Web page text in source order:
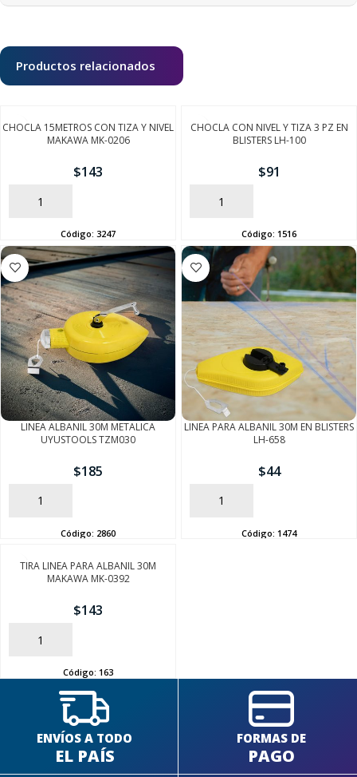
Productos relacionados
CHOCLA 15METROS CON TIZA Y NIVEL
MAKAWA MK-0206
$143
AÑADIR
Código: 3247
CHOCLA CON NIVEL Y TIZA 3 PZ EN
BLISTERS LH-100
$91
AÑADIR
Código: 1516
LINEA ALBANIL 30M METALICA
UYUSTOOLS TZM030
$185
AÑADIR
Código: 2860
LINEA PARA ALBANIL 30M EN BLISTERS
LH-658
$44
AÑADIR
Código: 1474
TIRA LINEA PARA ALBANIL 30M
MAKAWA MK-0392
$143
AÑADIR
Código: 163
ENVÍOS A TODO
EL PAÍS
FORMAS DE
PAGO
SEGUÍ COMPRANDO